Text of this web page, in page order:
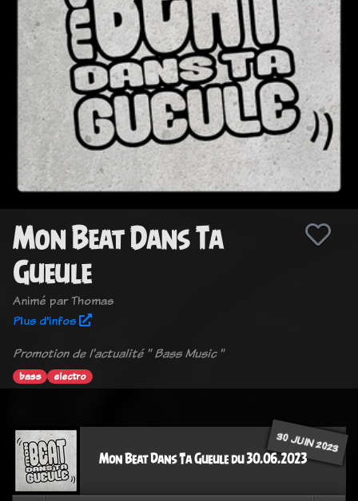
Mon Beat Dans Ta
Gueule
Animé par Thomas
Plus d'infos
Promotion de l'actualité " Bass Music "
bass electro
30 JUIN 2023
Mon Beat Dans Ta Gueule du 30.06.2023